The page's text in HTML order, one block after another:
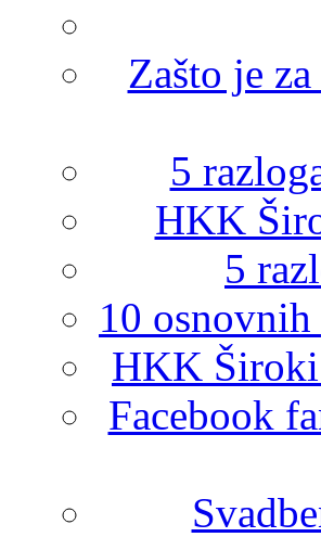
Zašto je
5
HKK
5
10
HKK Široki
Facebook